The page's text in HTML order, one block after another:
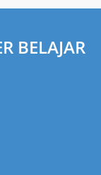
BELAJAR